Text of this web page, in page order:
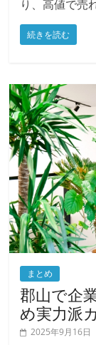
取サービスで
り、高値で売
まとめ
郡山で企
め実力派